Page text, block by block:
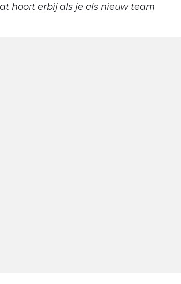
hoort erbij als je als nieuw team